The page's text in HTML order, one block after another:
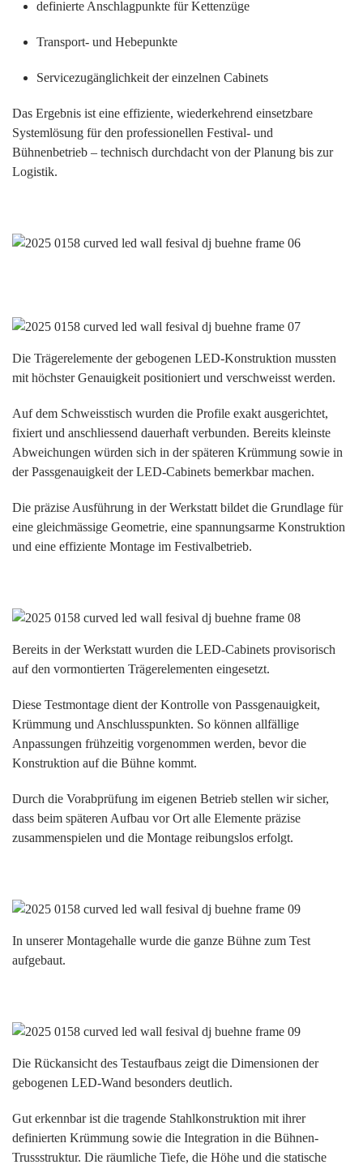
definierte Anschlagpunkte für Kettenzüge
Transport- und Hebepunkte
Servicezugänglichkeit der einzelnen Cabinets
Das Ergebnis ist eine effiziente, wiederkehrend einsetzbare
Systemlösung für den professionellen Festival- und
Bühnenbetrieb – technisch durchdacht von der Planung bis zur
Logistik.
Die Trägerelemente der gebogenen LED-Konstruktion mussten
mit höchster Genauigkeit positioniert und verschweisst werden.
Auf dem Schweisstisch wurden die Profile exakt ausgerichtet,
fixiert und anschliessend dauerhaft verbunden. Bereits kleinste
Abweichungen würden sich in der späteren Krümmung sowie in
der Passgenauigkeit der LED-Cabinets bemerkbar machen.
Die präzise Ausführung in der Werkstatt bildet die Grundlage für
eine gleichmässige Geometrie, eine spannungsarme Konstruktion
und eine effiziente Montage im Festivalbetrieb.
Bereits in der Werkstatt wurden die LED-Cabinets provisorisch
auf den vormontierten Trägerelementen eingesetzt.
Diese Testmontage dient der Kontrolle von Passgenauigkeit,
Krümmung und Anschlusspunkten. So können allfällige
Anpassungen frühzeitig vorgenommen werden, bevor die
Konstruktion auf die Bühne kommt.
Durch die Vorabprüfung im eigenen Betrieb stellen wir sicher,
dass beim späteren Aufbau vor Ort alle Elemente präzise
zusammenspielen und die Montage reibungslos erfolgt.
In unserer Montagehalle wurde die ganze Bühne zum Test
aufgebaut.
Die Rückansicht des Testaufbaus zeigt die Dimensionen der
gebogenen LED-Wand besonders deutlich.
Gut erkennbar ist die tragende Stahlkonstruktion mit ihrer
definierten Krümmung sowie die Integration in die Bühnen-
Trussstruktur. Die räumliche Tiefe, die Höhe und die statische